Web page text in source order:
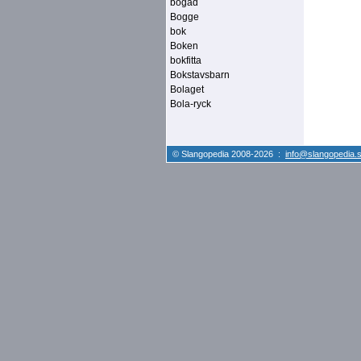
bogad
Bogge
bok
Boken
bokfitta
Bokstavsbarn
Bolaget
Bola-ryck
© Slangopedia 2008-2026 :